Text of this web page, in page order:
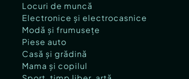
Locuri de muncă
Electronice și electrocasnice
Modă și frumusețe
Piese auto
Casă și grădină
Mama și copilul